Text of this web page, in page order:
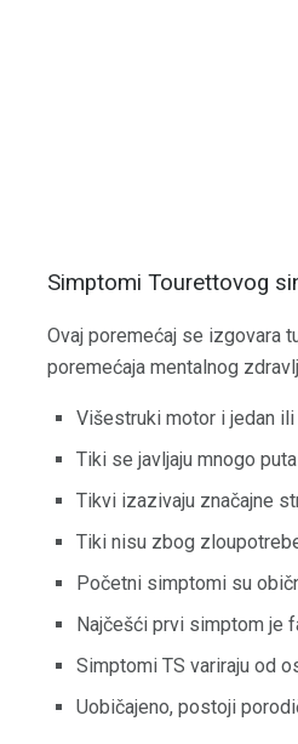
Simptomi Tourettovog
Ovaj poremećaj se izgovara
poremećaja mentalnog
Višestruki motor i jedan
Tiki se javljaju mnogo
Tikvi izazivaju značajne
Tiki nisu zbog
Početni simptomi su
Najčešći prvi simptom je
Simptomi TS variraju od
Uobičajeno, postoji